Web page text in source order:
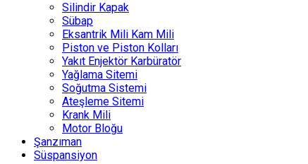
Silindir Kapak
Sübap
Eksantrik Mili Kam Mili
Piston ve Piston Kolları
Yakıt Enjektör Karbüratör
Yağlama Sitemi
Soğutma Sistemi
Ateşleme Sitemi
Krank Mili
Motor Bloğu
Şanzıman
Süspansiyon